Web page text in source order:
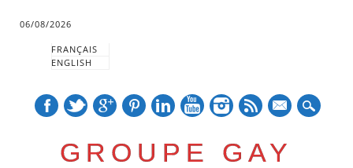
06/08/2026
FRANÇAIS
ENGLISH
GROUPE GAY